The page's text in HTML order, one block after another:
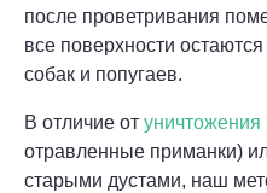
после проветривания
все поверхности
собак и попугаев.
В отличие от
отравленные приманки)
старыми дустами, наш